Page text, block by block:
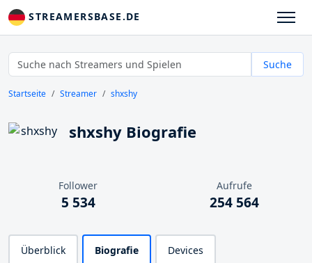
STREAMERSBASE.DE
Suche
Startseite Streamer shxshy
shxshy Biografie
Follower
5 534
Aufrufe
254 564
Überblick Biografie Devices